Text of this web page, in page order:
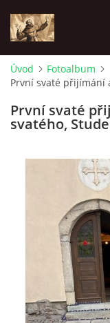
ÚVOD
KONTAKTY
SAMOFINANCOVÁNÍ
PASTORAČNÍ RADA
SPRAVOVANÉ
HISTORIE FARNOSTÍ
Úvod
Fotoalbum
První svaté přijímání
První svaté
svatého,